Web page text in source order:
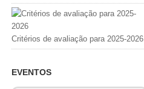
Critérios de avaliação para 2025-2026
EVENTOS